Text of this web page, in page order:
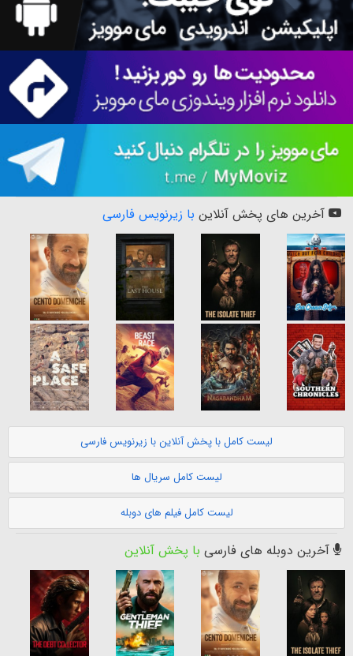
آخرین های پخش آنلاین با زیرنویس فارسی
لیست کامل با پخش آنلاین با زیرنویس فارسی
لیست کامل سریال ها
لیست کامل فیلم های دوبله
آخرین دوبله های فارسی با پخش آنلاین